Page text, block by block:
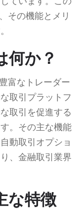
その機能とメリ
何か？
富なトレーダー
取引プラットフ
取引を促進する
。その主な機能
動取引オプショ
、金融取引業界
な特徴